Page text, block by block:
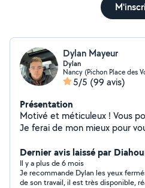
Dylan Mayeur
Dylan
Nancy (Pichon Place des
5/5 (99 avis)
Présentation
Motivé et méticuleux ! Vous
Je ferai de mon mieux pour
Dernier avis laissé par
Il y a plus de 6 mois
Je recommande Dylan les yeux
de son travail, il est très disponible, réactif